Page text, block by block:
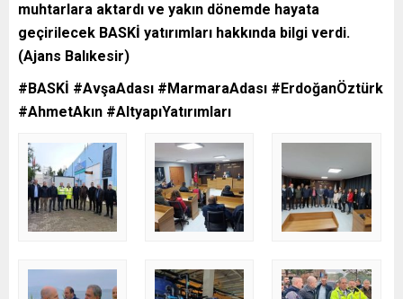
muhtarlara aktardı ve yakın dönemde hayata
geçirilecek BASKİ yatırımları hakkında bilgi verdi.
(Ajans Balıkesir)
#BASKİ #AvşaAdası #MarmaraAdası #ErdoğanÖztürk
#AhmetAkın #AltyapıYatırımları